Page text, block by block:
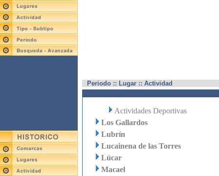
Periodo :: Lugar :: Actividad
Actividades Deportivas
Los Gallardos
Lubrín
Lucainena de las Torres
Lúcar
Macael